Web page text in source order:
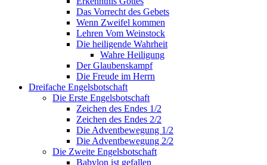
Das Vorrecht des Gebets
Wenn Zweifel kommen
Lehren Vom Weinstock
Die heiligende Wahrheit
Wahre Heiligung
Der Glaubenskampf
Die Freude im Herrn
Dreifache Engelsbotschaft
Die Erste Engelsbotschaft
Zeichen des Endes 1/2
Zeichen des Endes 2/2
Die Adventbewegung 1/2
Die Adventbewegung 2/2
Die Zweite Engelsbotschaft
Babylon ist gefallen